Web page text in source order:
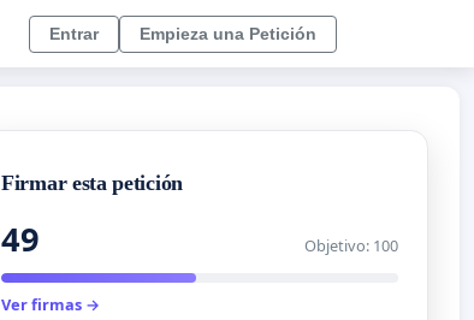
Entrar Empieza una Petición
Firmar esta petición
49 Objetivo: 100
Ver firmas →